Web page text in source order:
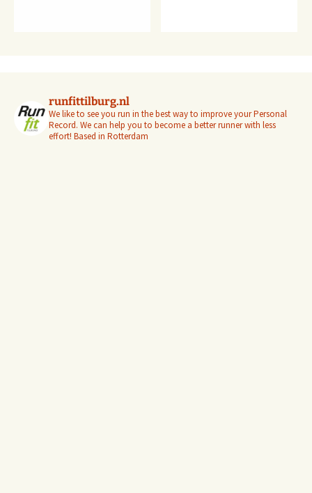
runfittilburg.nl
We like to see you run in the best way to improve your Personal
Record. We can help you to become a better runner with less
effort! Based in Rotterdam